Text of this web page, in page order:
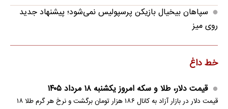
سپاهان بیخیال بازیکن پرسپولیس نمی‌شود؛ پیشنهاد جدید
روی میز
خط داغ
قیمت دلار، طلا و سکه امروز یکشنبه ۱۸ مرداد ۱۴۰۵
قیمت دلار در بازار آزاد به کانال ۱۸۶ هزار تومان برگشت و نرخ هر گرم طلا ۱۸